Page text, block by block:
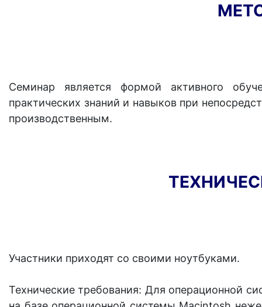
Семинар является формой активного
практических знаний и навыков при
производственным.
Участники приходят со своими ноутбуками.
Технические требования: Для операционной